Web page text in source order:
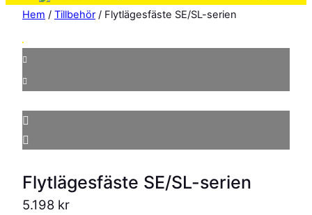
Hem / Tillbehör / Flytlägesfäste SE/SL-serien
Flytlägesfäste SE/SL-serien
5.198 kr